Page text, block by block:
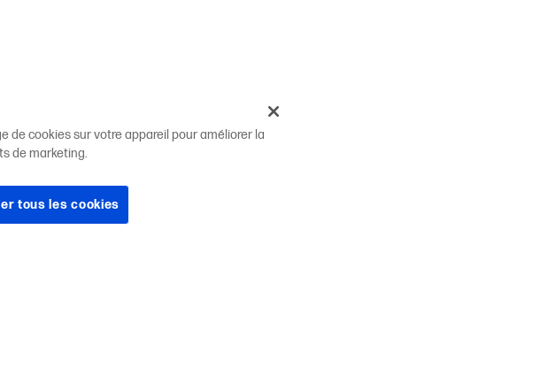
de cookies sur votre appareil pour améliorer la
de marketing.
tous les cookies